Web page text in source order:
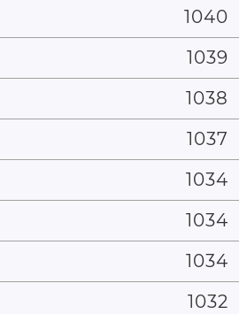
1040
1039
1038
1037
1034
1034
1034
1032